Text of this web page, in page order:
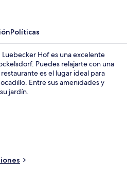
Políticas
Hof es una excelente
Puedes relajarte con una
es el lugar ideal para
Entre sus amenidades y
jardín.